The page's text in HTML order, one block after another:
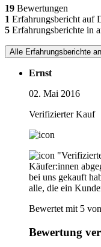
19 Bewertungen
1 Erfahrungsbericht auf
5 Erfahrungsberichte in
Alle Erfahrungsberichte
Ernst
02. Mai 2016
Verifizierter Kauf
Käufer:innen
bei uns gekauft
alle, die ein
Bewertet mit 5
Bewertung